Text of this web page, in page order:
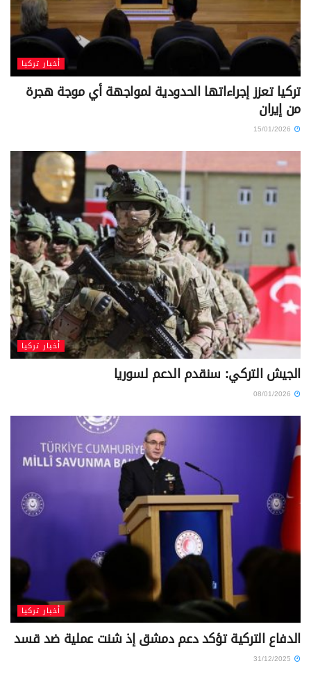
أخبار تركيا
تركيا تعزز إجراءاتها الحدودية لمواجهة أي موجة هجرة
من إيران
أخبار تركيا
الجيش التركي: سنقدم الدعم لسوريا
أخبار تركيا
الدفاع التركية تؤكد دعم دمشق إذ شنت عملية ضد قسد